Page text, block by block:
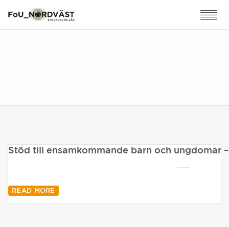
Stöd till ensamkommande barn och ungdomar
READ MORE